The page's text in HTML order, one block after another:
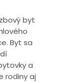
byt
Byt sa
a
rodiny aj